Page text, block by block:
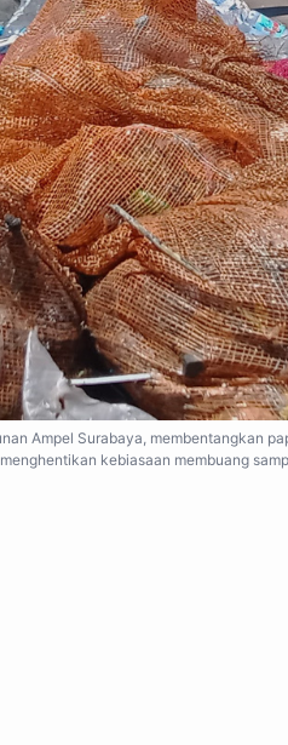
Ampel Surabaya, membentangkan
kebiasaan membuang